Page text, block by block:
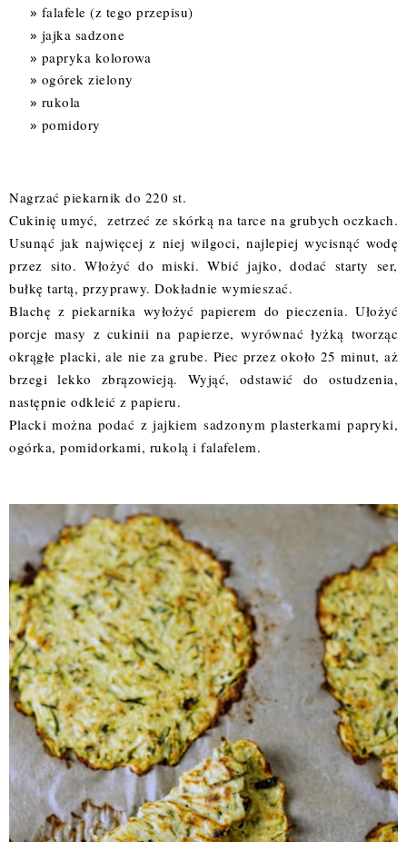
falafele (z tego przepisu)
jajka sadzone
papryka kolorowa
ogórek zielony
rukola
pomidory
Nagrzać piekarnik do 220 st.
Cukinię umyć, zetrzeć ze skórką na tarce na grubych oczkach.
Usunąć jak najwięcej z niej wilgoci, najlepiej wycisnąć wodę
przez sito. Włożyć do miski. Wbić jajko, dodać starty ser,
bułkę tartą, przyprawy. Dokładnie wymieszać.
Blachę z piekarnika wyłożyć papierem do pieczenia. Ułożyć
porcje masy z cukinii na papierze, wyrównać łyżką tworząc
okrągłe placki, ale nie za grube. Piec przez około 25 minut, aż
brzegi lekko zbrązowieją. Wyjąć, odstawić do ostudzenia,
następnie odkleić z papieru.
Placki można podać z jajkiem sadzonym plasterkami papryki,
ogórka, pomidorkami, rukolą i falafelem.